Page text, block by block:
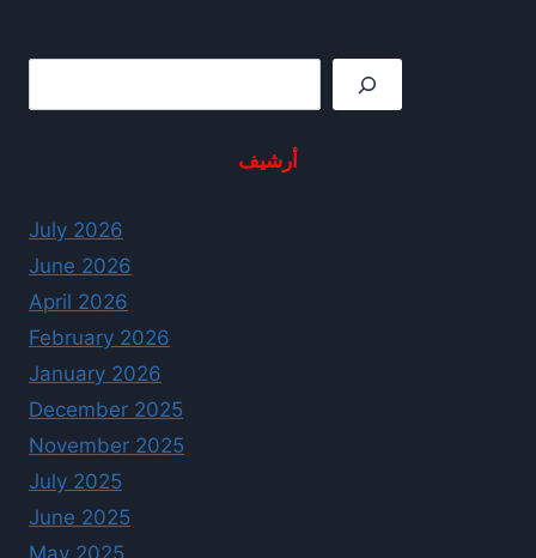
أرشيف
July 2026
June 2026
April 2026
February 2026
January 2026
December 2025
November 2025
July 2025
June 2025
May 2025